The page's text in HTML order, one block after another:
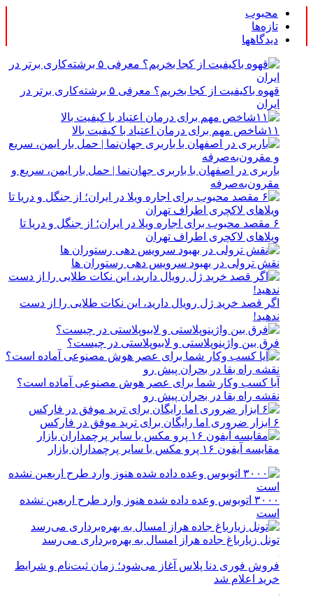
محبوب
تازه‌ها
دیدگاهها
قهوه باکیفیت از کجا بخریم؟ معرفی ۵ برشته‌کاری برتر در
ایران
۱۱شاخص مهم برای درمان اعتیاد با کیفیت بالا
باربری در اصفهان با باربری جهان‌نما | حمل بار ایمن، سریع و
مقرون‌به‌صرفه
۶ مقصد محبوب برای اجاره ویلا در ایران؛ از جنگل و دریا تا
ویلاهای لاکچری اطراف تهران
نقش ترولی در بهبود سرویس دهی رستوران ها
اگر قصد خرید ژل رویال دارید، این نکات طلایی را از دست
ندهید!
فرق بین واژینوپلاستی و لابیوپلاستی در چیست؟
آیا کسب وکار شما برای عصر هوش مصنوعی آماده است؟
نقشه راه بقا در بحران پیش رو
۶ ابزار ضروری اما رایگان برای ترید موفق در فارکس
مقایسه آیفون ۱۶ پرو مکس با سایر پرچمداران بازار
۳۰۰۰ اتوبوس وعده داده شده هنوز وارد طرح اربعین نشده
است
تونل زیارباغ جاده هراز امسال به بهره‌برداری می‌رسد
فروش فوری دنا پلاس آغاز می‌شود؛ زمان ثبت‌نام و شرایط
خرید اعلام شد